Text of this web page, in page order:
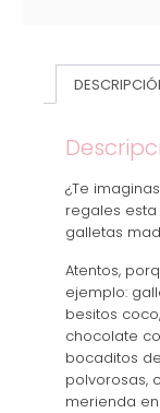
¿Te
regales
galletas
Atentos,
ejemplo:
besitos
chocolate
bocaditos
polvorosas,
merienda